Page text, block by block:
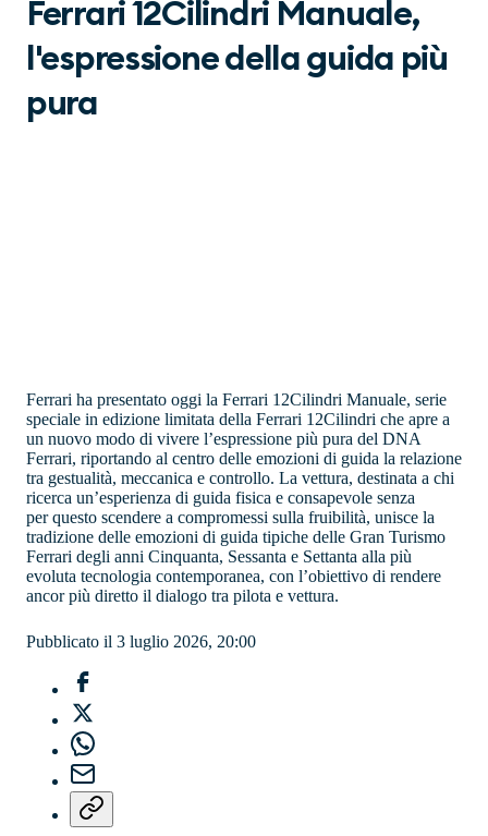
Ferrari 12Cilindri Manuale,
l'espressione della guida più
pura
Ferrari ha presentato oggi la Ferrari 12Cilindri Manuale, serie
speciale in edizione limitata della Ferrari 12Cilindri che apre a
un nuovo modo di vivere l’espressione più pura del DNA
Ferrari, riportando al centro delle emozioni di guida la relazione
tra gestualità, meccanica e controllo. La vettura, destinata a chi
ricerca un’esperienza di guida fisica e consapevole senza
per questo scendere a compromessi sulla fruibilità, unisce la
tradizione delle emozioni di guida tipiche delle Gran Turismo
Ferrari degli anni Cinquanta, Sessanta e Settanta alla più
evoluta tecnologia contemporanea, con l’obiettivo di rendere
ancor più diretto il dialogo tra pilota e vettura.
Pubblicato il 3 luglio 2026, 20:00